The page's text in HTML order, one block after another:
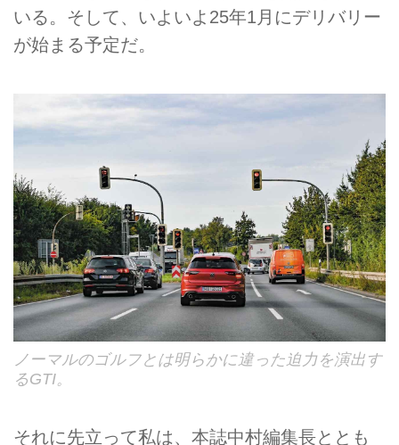
いる。そして、いよいよ25年1月にデリバリー
が始まる予定だ。
ノーマルのゴルフとは明らかに違った迫力を演出す
るGTI。
それに先立って私は、本誌中村編集長ととも